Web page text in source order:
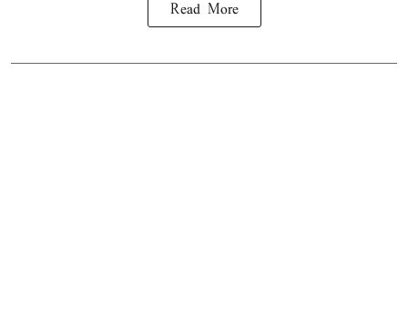
Read More